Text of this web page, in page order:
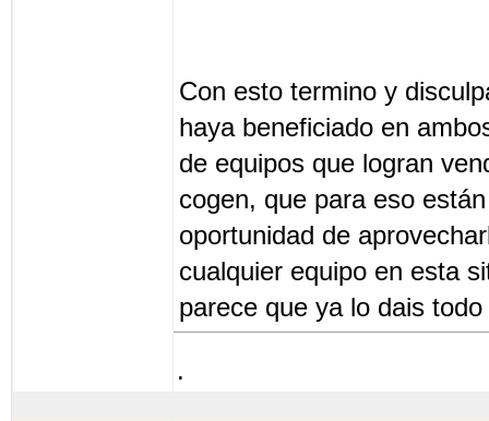
Con esto termino y
haya beneficiado en
de equipos que logran
cogen, que para eso
oportunidad de
cualquier equipo en esta
parece que ya lo dais
.